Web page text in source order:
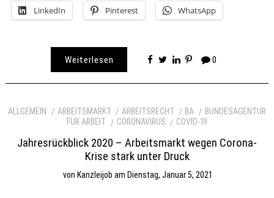
LinkedIn Pinterest WhatsApp
Weiterlesen 0
ALLGEMEIN ARBEITSMARKT ARBEITSRECHT BA
BUNDESAGENTUR
FÜR ARBEIT
CORONAVIRUS COVID-19
Jahresrückblick 2020 – Arbeitsmarkt wegen Corona-
Krise stark unter Druck
von Kanzleijob am Dienstag, Januar 5, 2021